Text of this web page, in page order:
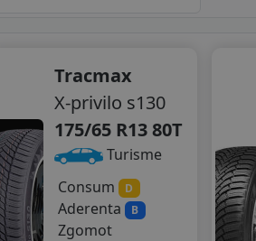
Tracmax
X-privilo s130
175/65 R13 80T
Turisme
Consum
D
Aderenta B
Zgomot